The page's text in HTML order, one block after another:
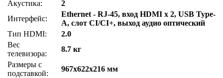
Акустика:
2
Интерфейс:
Ethernet - RJ-45, вход HDMI x 2, USB Type-
A, слот CI/CI+, выход аудио оптический
Тип HDMI:
2.0
Вес
телевизора:
8.7 кг
Размеры с
подставкой:
967x622x216 мм